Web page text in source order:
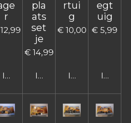
r
In winkelwagen
pla
ats
set
je
€ 14,99
In winkelwagen
rtui
g
€ 10,00
In
egt
uig
€ 5,99
In